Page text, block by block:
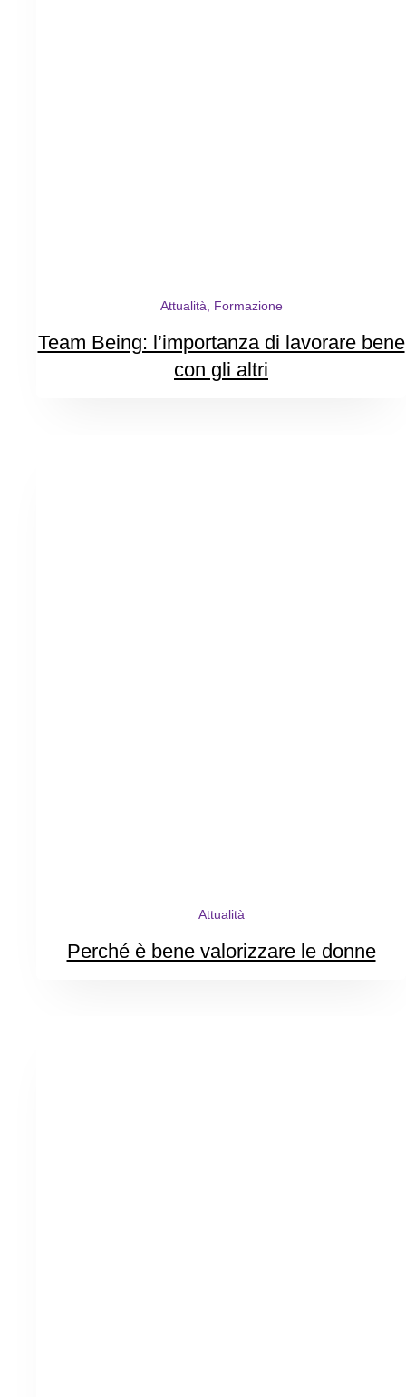
Attualità, Formazione
Team Being: l’importanza di lavorare bene
con gli altri
Attualità
Perché è bene valorizzare le donne